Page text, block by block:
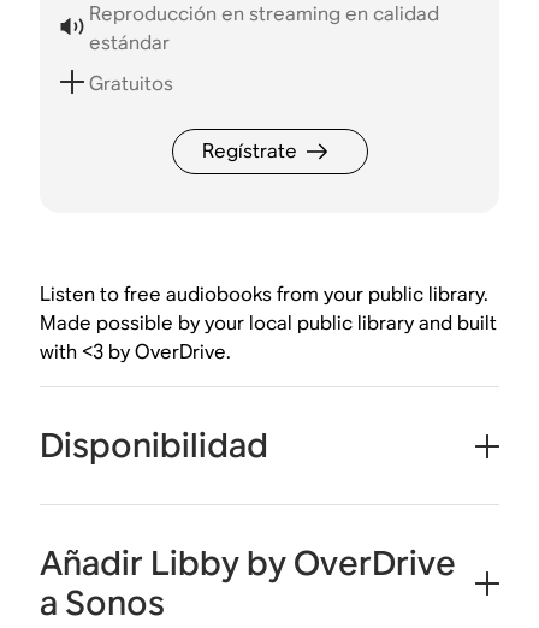
Reproducción en streaming en calidad
estándar
Gratuitos
Regístrate
Listen to free audiobooks from your public library.
Made possible by your local public library and built
with <3 by OverDrive.
Disponibilidad
Añadir Libby by OverDrive
a Sonos